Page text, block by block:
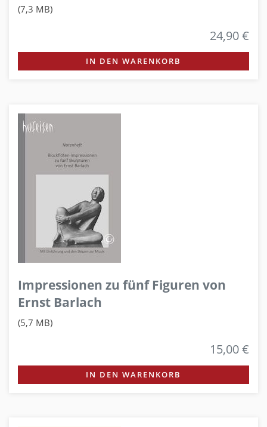
(7,3 MB)
24,90 €
IN DEN WARENKORB
Impressionen zu fünf Figuren von
Ernst Barlach
(5,7 MB)
15,00 €
IN DEN WARENKORB